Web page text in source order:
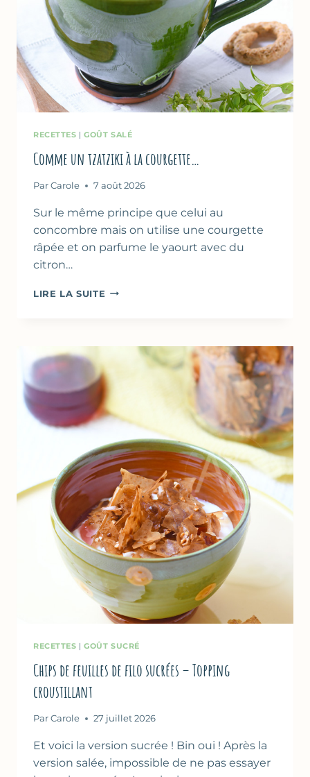
RECETTES |GOÛT SALÉ
Comme un tzatziki à la courgette…
Par Carole 7 août 2026
Sur le même principe que celui au
concombre mais on utilise une courgette
râpée et on parfume le yaourt avec du
citron…
LIRE LA SUITE COMME
COURGETTE…
RECETTES |GOÛT SUCRÉ
Chips de feuilles de filo sucrées – Topping
croustillant
Par Carole 27 juillet 2026
Et voici la version sucrée ! Bin oui ! Après la
version salée, impossible de ne pas essayer